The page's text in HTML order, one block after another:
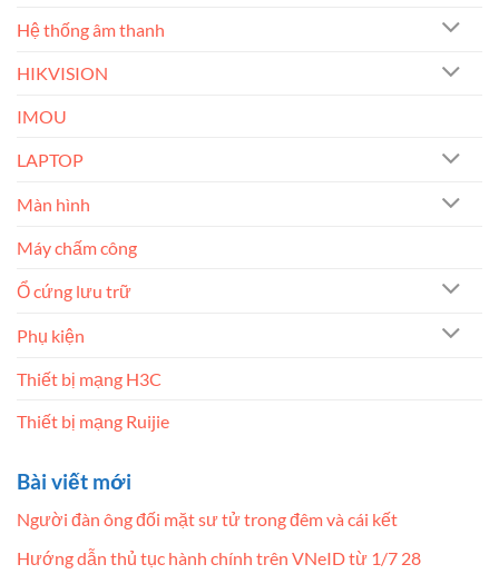
Hệ thống âm thanh
HIKVISION
IMOU
LAPTOP
Màn hình
Máy chấm công
Ổ cứng lưu trữ
Phụ kiện
Thiết bị mạng H3C
Thiết bị mạng Ruijie
Bài viết mới
Người đàn ông đối mặt sư tử trong đêm và cái kết
Hướng dẫn thủ tục hành chính trên VNeID từ 1/7 28